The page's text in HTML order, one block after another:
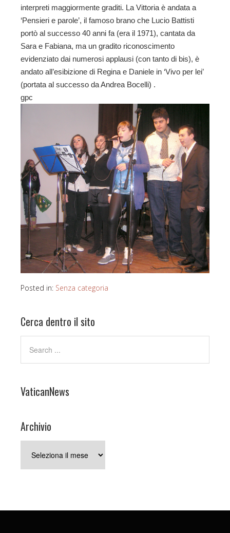
interpreti maggiormente graditi. La Vittoria è andata a
‘Pensieri e parole’, il famoso brano che Lucio Battisti
portò al successo 40 anni fa (era il 1971), cantata da
Sara e Fabiana, ma un gradito riconoscimento
evidenziato dai numerosi applausi (con tanto di bis), è
andato all’esibizione di Regina e Daniele in ‘Vivo per lei’
(portata al successo da Andrea Bocelli) .
gpc
Posted in: Senza categoria
Cerca dentro il sito
VaticanNews
Archivio